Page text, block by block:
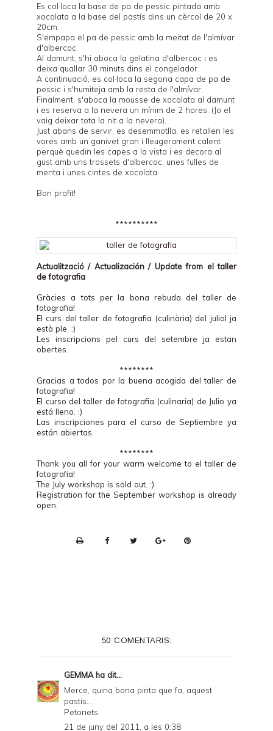
Es col·loca la base de pa de pessic pintada amb
xocolata a la base del pastís dins un cèrcol de 20 x
20cm.
S'empapa el pa de pessic amb la meitat de l'almívar
d'albercoc.
Al damunt, s'hi aboca la gelatina d'albercoc i es
deixa quallar 30 minuts dins el congelador.
A continuació, es col·loca la segona capa de pa de
pessic i s'humiteja amb la resta de l'almívar.
Finalment, s'aboca la mousse de xocolata al damunt
i es reserva a la nevera un mínim de 2 hores. (Jo el
vaig deixar tota la nit a la nevera).
Just abans de servir, es desemmotlla, es retallen les
vores amb un ganivet gran i lleugerament calent
perquè quedin les capes a la vista i es decora al
gust amb uns trossets d'albercoc, unes fulles de
menta i unes cintes de xocolata.
Bon profit!
**********
Actualització / Actualización / Update from eltaller
de fotografia
Gràcies a tots per la bona rebuda del taller de
fotografia!
El curs del taller de fotografia (culinària) del juliol ja
està ple. :)
Les inscripcions pel curs del setembre ja estan
obertes.
********
Gracias a todos por la buena acogida del taller de
fotografia!
El curso del taller de fotografia (culinaria) de Julio ya
está lleno. :)
Las inscripciones para el curso de Septiembre ya
están abiertas.
********
Thank you all for your warm welcome to el taller de
fotografia!
The July workshop is sold out. :)
Registration for the September workshop is already
open.
50 COMENTARIS:
GEMMAha dit...
Merce, quina bona pinta que fa, aquest
pastis....
Petonets
21 de juny del 2011, a les 0:38